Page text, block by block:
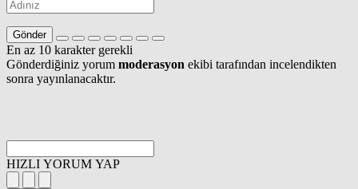
Gönder
En az 10 karakter gerekli
Gönderdiğiniz yorum moderasyon ekibi tarafından incelendikten
sonra yayınlanacaktır.
HIZLI YORUM YAP